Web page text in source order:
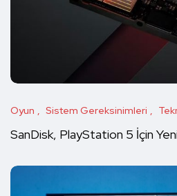
Oyun Sistem Gereksinimleri
SanDisk, PlayStation 5 İçin